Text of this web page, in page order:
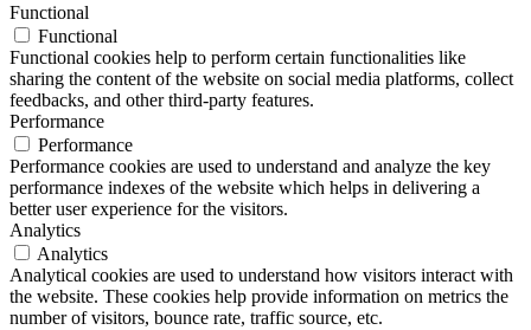
Functional
Functional
Functional cookies help to perform certain functionalities like
sharing the content of the website on social media platforms, collect
feedbacks, and other third-party features.
Performance
Performance
Performance cookies are used to understand and analyze the key
performance indexes of the website which helps in delivering a
better user experience for the visitors.
Analytics
Analytics
Analytical cookies are used to understand how visitors interact with
the website. These cookies help provide information on metrics the
number of visitors, bounce rate, traffic source, etc.